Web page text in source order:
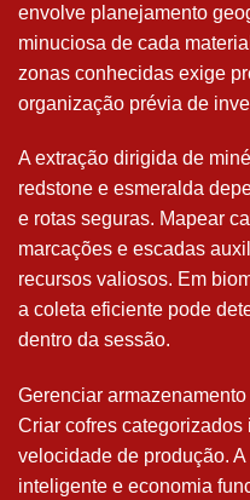
envolve planejamento
minuciosa de cada
zonas conhecidas exige
organização prévia de
A extração dirigida de
redstone e esmeralda
e rotas seguras. Mapear
marcações e escadas
recursos valiosos. Em
a coleta eficiente pode
dentro da sessão.
Gerenciar
Criar cofres
velocidade de produção.
inteligente e economia